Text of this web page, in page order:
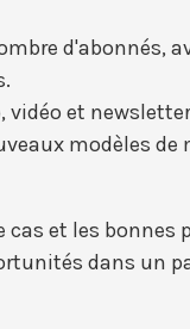
d'abonnés,
vidéo et
modèles
cas et les bonnes
dans un